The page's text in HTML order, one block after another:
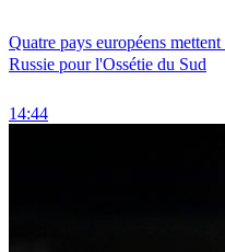
Quatre pays européens
Russie pour l'Ossétie du Sud
14:44